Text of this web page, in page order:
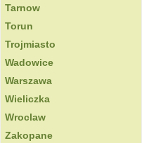
Tarnow
Torun
Trojmiasto
Wadowice
Warszawa
Wieliczka
Wroclaw
Zakopane